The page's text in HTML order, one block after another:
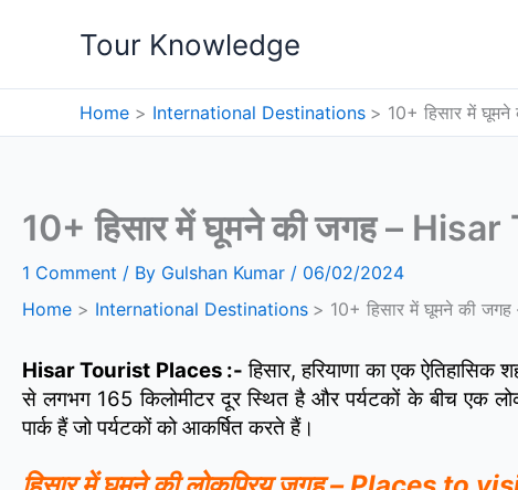
Tour Knowledge
Home International Destinations 10+ हिसार में
10+ हिसार में घूमने की जगह –
1 Comment / By Gulshan Kumar / 06/02/2024
Home
International Destinations 10+ हिसार में घूमने की
Hisar Tourist Places :- हिसार, हरियाणा का एक
से लगभग 165 किलोमीटर दूर स्थित है और पर्यटकों के बीच एक
पार्क हैं जो पर्यटकों को आकर्षित करते हैं।